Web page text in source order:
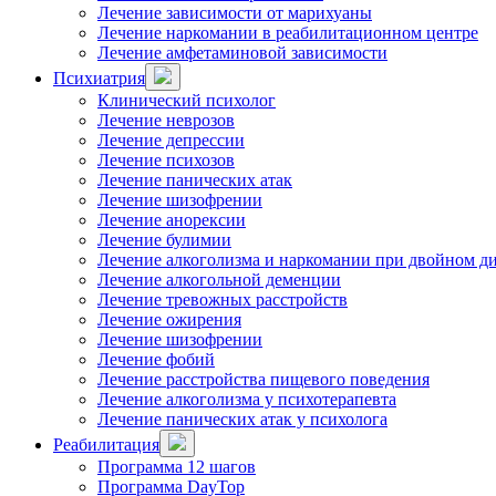
Лечение зависимости от марихуаны
Лечение наркомании в реабилитационном центре
Лечение амфетаминовой зависимости
Психиатрия
Клинический психолог
Лечение неврозов
Лечение депрессии
Лечение психозов
Лечение панических атак
Лечение шизофрении
Лечение анорексии
Лечение булимии
Лечение алкоголизма и наркомании при двойном
Лечение алкогольной деменции
Лечение тревожных расстройств
Лечение ожирения
Лечение шизофрении
Лечение фобий
Лечение расстройства пищевого поведения
Лечение алкоголизма у психотерапевта
Лечение панических атак у психолога
Реабилитация
Программа 12 шагов
Программа DayTop